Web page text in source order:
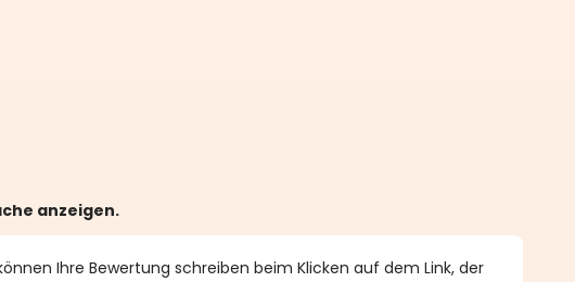
anzeigen.
Ihre Bewertung schreiben beim Klicken auf dem Link, der